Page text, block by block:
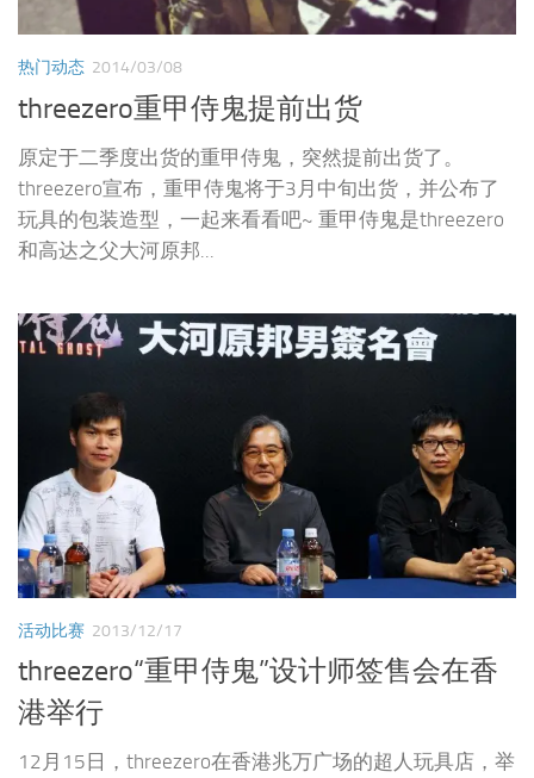
热门动态 2014/03/08
threezero重甲侍鬼提前出货
原定于二季度出货的重甲侍鬼，突然提前出货了。
threezero宣布，重甲侍鬼将于3月中旬出货，并公布了
玩具的包装造型，一起来看看吧~ 重甲侍鬼是threezero
和高达之父大河原邦...
活动比赛 2013/12/17
threezero“重甲侍鬼”设计师签售会在香
港举行
12月15日，threezero在香港兆万广场的超人玩具店，举